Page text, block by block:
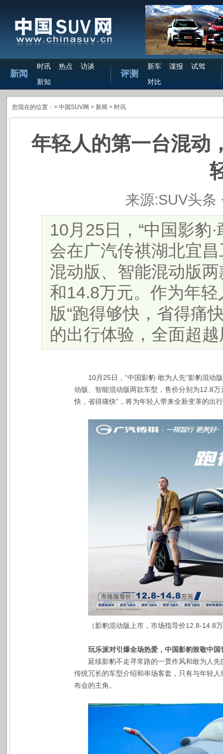
新闻
时讯 热点
访谈
新知
评测
新车 谍报
试驾
对比
您现在的位置：> 中国SUV网 > 新闻 > 时讯
年轻人的第一台混动
来源:SUV头条
10月25日，“中国影豹
会在广汽传祺湖北宜
混动版、智能混动版
和14.8万元。作为年
版“跑得够快，省得痛
的出行体验，全面超
10月25日，“中国影豹·敢为人先”影豹混动
动版、智能混动版两款车型，售价分别为12.8
快，省得痛快”，将为年轻人带来全新变革的出
（影豹混动版上市，市场指导价12.8-14.8
玩乐派对引爆全场热爱，中国影豹致敬中国
延续影豹不走寻常路的一贯作风和敢为人
传统冗长的车型介绍和串场客套，只有与年轻
布会的主角。